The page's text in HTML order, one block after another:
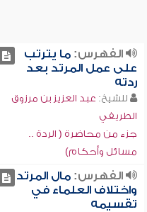
الفهرس:ما يترتب
على عمل المرتد بعد
ردته
للشيخ: عبد العزيز بن مرزوق
الطريفي
جزء من محاضرة ( الردة ..
مسائل وأحكام)
الفهرس:مال المرتد
واختلاف العلماء في
تقسيمه